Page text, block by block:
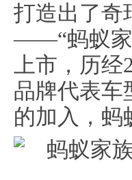
打造出了奇
——“蚂蚁家
上市，历
品牌代表车
的加入，蚂